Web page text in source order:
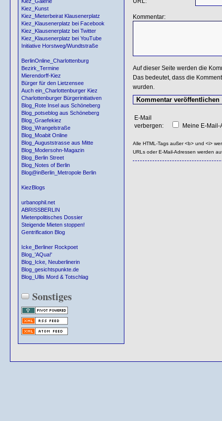
Kiez_Kunst
Kiez_Mieterbeirat Klausenerplatz
Kiez_Klausenerplatz bei Facebook
Kiez_Klausenerplatz bei Twitter
Kiez_Klausenerplatz bei YouTube
Initiative Horstweg/Wundtstraße
BerlinOnline_Charlottenburg
Bezirk_Termine
Mierendorff-Kiez
Bürger für den Lietzensee
Auch ein_Charlottenburger Kiez
Charlottenburger Bürgerinitiativen
Blog_Rote Insel aus Schöneberg
Blog_potseblog aus Schöneberg
Blog_Graefekiez
Blog_Wrangelstraße
Blog_Moabit Online
Blog_Auguststrasse aus Mitte
Blog_Modersohn-Magazin
Blog_Berlin Street
Blog_Notes of Berlin
Blog@inBerlin_Metropole Berlin
KiezBlogs
urbanophil.net
ABRISSBERLIN
Mietenpolitisches Dossier
Steigende Mieten stoppen!
Gentrification Blog
Icke_Berliner Rockpoet
Blog_'AQua!'
Blog_Icke, Neuberlinerin
Blog_gesichtspunkte.de
Blog_Ullis Mord & Totschlag
Sonstiges
Kommentar:
Auf dieser Seite werden die
Das bedeutet, dass die
wurden.
E-Mail
verbergen:
Meine E-
Alle HTML-Tags außer <b> und <i>
URLs oder E-Mail-Adressen werden